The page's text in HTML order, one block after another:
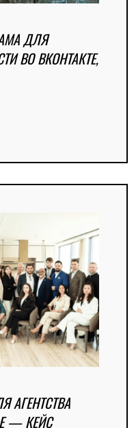
ДЛЯ
ВО ВКОНТАКТЕ,
АГЕНТСТВА
— КЕЙС